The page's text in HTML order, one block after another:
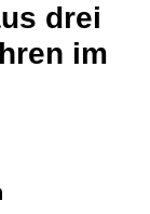
drei
im